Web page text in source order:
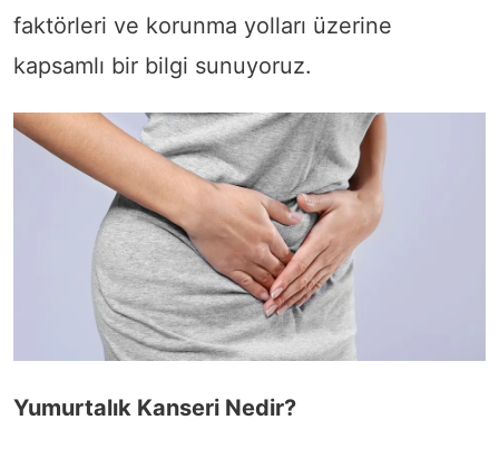
faktörleri ve korunma yolları üzerine
kapsamlı bir bilgi sunuyoruz.
Yumurtalık Kanseri Nedir?